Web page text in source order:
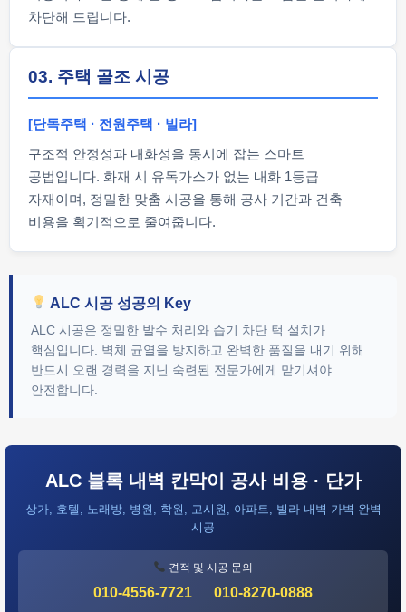
차단해 드립니다.
03. 주택 골조 시공
[단독주택 · 전원주택 · 빌라]
구조적 안정성과 내화성을 동시에 잡는 스마트
공법입니다. 화재 시 유독가스가 없는 내화 1등급
자재이며, 정밀한 맞춤 시공을 통해 공사 기간과 건축
비용을 획기적으로 줄여줍니다.
ALC 시공 성공의 Key
ALC 시공은 정밀한 발수 처리와 습기 차단 턱 설치가
핵심입니다. 벽체 균열을 방지하고 완벽한 품질을 내기 위해
반드시 오랜 경력을 지닌 숙련된 전문가에게 맡기셔야
안전합니다.
ALC 블록 내벽 칸막이 공사 비용 · 단가
상가, 호텔, 노래방, 병원, 학원, 고시원, 아파트, 빌라 내벽 가벽 완벽
시공
견적 및 시공 문의
010-4556-7721 010-8270-0888